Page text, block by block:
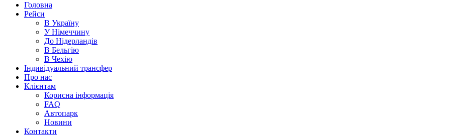
Головна
Рейси
В Україну
У Нiмеччину
До Нідерландів
В Бельгію
В Чехiю
Індивідуальний трансфер
Про нас
Клієнтам
Корисна інформація
FAQ
Автопарк
Новини
Контакти